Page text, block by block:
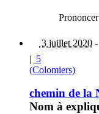
3 juillet 2020 -
| 5
(Colomiers)
chemin de la
Nom à